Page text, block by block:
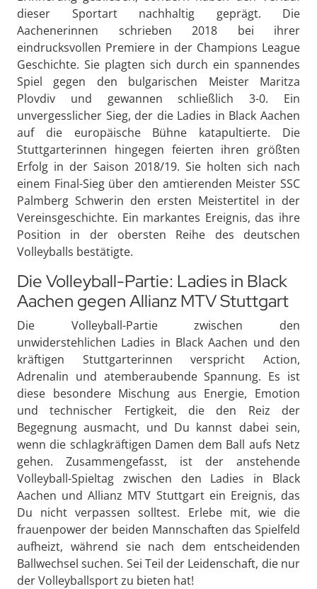
dieser Sportart nachhaltig geprägt. Die
Aachenerinnen schrieben 2018 bei ihrer
eindrucksvollen Premiere in der Champions League
Geschichte. Sie plagten sich durch ein spannendes
Spiel gegen den bulgarischen Meister Maritza
Plovdiv und gewannen schließlich 3-0. Ein
unvergesslicher Sieg, der die Ladies in Black Aachen
auf die europäische Bühne katapultierte. Die
Stuttgarterinnen hingegen feierten ihren größten
Erfolg in der Saison 2018/19. Sie holten sich nach
einem Final-Sieg über den amtierenden Meister SSC
Palmberg Schwerin den ersten Meistertitel in der
Vereinsgeschichte. Ein markantes Ereignis, das ihre
Position in der obersten Reihe des deutschen
Volleyballs bestätigte.
Die Volleyball-Partie: Ladies in Black
Aachen gegen Allianz MTV Stuttgart
Die Volleyball-Partie zwischen den
unwiderstehlichen Ladies in Black Aachen und den
kräftigen Stuttgarterinnen verspricht Action,
Adrenalin und atemberaubende Spannung. Es ist
diese besondere Mischung aus Energie, Emotion
und technischer Fertigkeit, die den Reiz der
Begegnung ausmacht, und Du kannst dabei sein,
wenn die schlagkräftigen Damen dem Ball aufs Netz
gehen. Zusammengefasst, ist der anstehende
Volleyball-Spieltag zwischen den Ladies in Black
Aachen und Allianz MTV Stuttgart ein Ereignis, das
Du nicht verpassen solltest. Erlebe mit, wie die
frauenpower der beiden Mannschaften das Spielfeld
aufheizt, während sie nach dem entscheidenden
Ballwechsel suchen. Sei Teil der Leidenschaft, die nur
der Volleyballsport zu bieten hat!